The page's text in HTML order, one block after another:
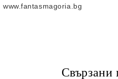
www.fantasmagoria.bg
Свързани